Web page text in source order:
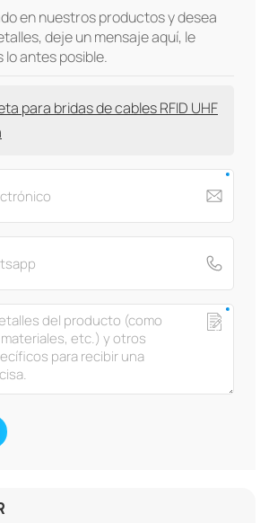
en nuestros productos y desea
deje un mensaje aquí, le
antes posible.
para bridas de cables RFID UHF